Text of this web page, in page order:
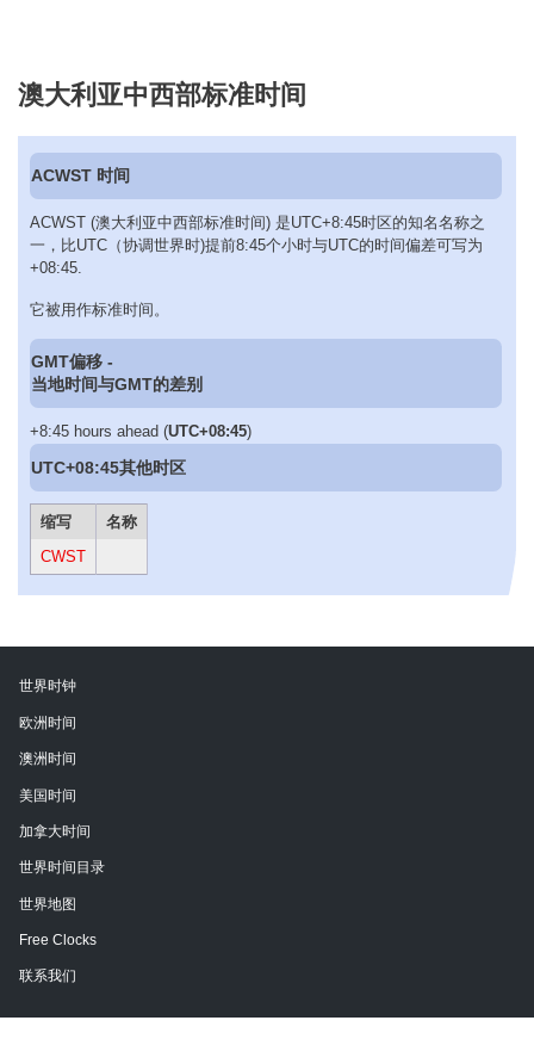
澳大利亚中西部标准时间
ACWST 时间
ACWST (澳大利亚中西部标准时间) 是UTC+8:45时区的知名名称之
一，比UTC（协调世界时)提前8:45个小时与UTC的时间偏差可写为
+08:45.
它被用作标准时间。
GMT偏移 -
当地时间与GMT的差别
+8:45 hours ahead (UTC+08:45)
UTC+08:45其他时区
缩写
名称
CWST
世界时钟
欧洲时间
澳洲时间
美国时间
加拿大时间
世界时间目录
世界地图
Free Clocks
联系我们